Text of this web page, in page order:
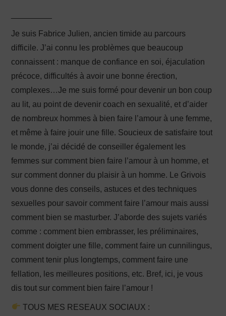
Je suis Fabrice Julien, ancien timide au parcours
difficile. J’ai connu les problèmes que beaucoup
connaissent : manque de confiance en soi, éjaculation
précoce, difficultés à avoir une bonne érection,
complexes…Je me suis formé pour devenir un bon coup
au lit, au point de devenir coach en sexualité, et d’aider
de nombreux hommes à bien faire l’amour à une femme,
et même à faire jouir une fille. Soucieux de satisfaire tout
le monde, j’ai décidé de conseiller également les
femmes sur comment bien faire l’amour à un homme, et
sur comment donner du plaisir à un homme. Le Grivois
vous donne des conseils, astuces et des techniques
sexuelles pour savoir comment faire l’amour mais aussi
comment bien se masturber. J’aborde des sujets variés
comme : comment bien embrasser, les préliminaires,
comment doigter une fille, comment faire un cunnilingus,
comment tenir plus longtemps, comment faire une
fellation, les meilleures positions, etc. Bref, ici, je vous
dis tout sur comment bien faire l’amour !
TOUS MES RESEAUX SOCIAUX :